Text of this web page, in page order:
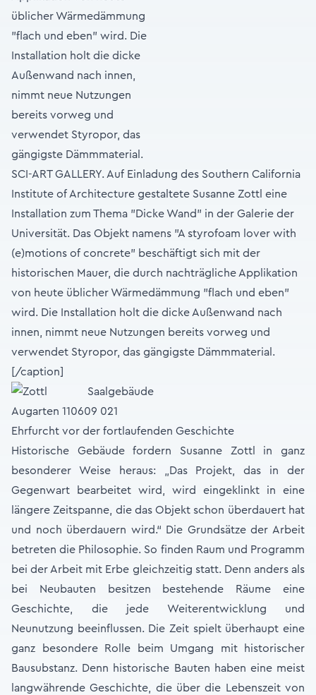
SCI-ART GALLERY. Auf Einladung des Southern California
Institute of Architecture gestaltete Susanne Zottl eine
Installation zum Thema "Dicke Wand" in der Galerie der
Universität. Das Objekt namens "A styrofoam lover with
(e)motions of concrete" beschäftigt sich mit der
historischen Mauer, die durch nachträgliche Applikation
von heute üblicher Wärmedämmung "flach und eben"
wird. Die Installation holt die dicke Außenwand nach
innen, nimmt neue Nutzungen bereits vorweg und
verwendet Styropor, das gängigste Dämmmaterial.
[/caption]
Ehrfurcht vor der fortlaufenden Geschichte
Historische Gebäude fordern Susanne Zottl in ganz
besonderer Weise heraus: „Das Projekt, das in der
Gegenwart bearbeitet wird, wird eingeklinkt in eine
längere Zeitspanne, die das Objekt schon überdauert hat
und noch überdauern wird.“ Die Grundsätze der Arbeit
betreten die Philosophie. So finden Raum und Programm
bei der Arbeit mit Erbe gleichzeitig statt. Denn anders als
bei Neubauten besitzen bestehende Räume eine
Geschichte, die jede Weiterentwicklung und
Neunutzung beeinflussen. Die Zeit spielt überhaupt eine
ganz besondere Rolle beim Umgang mit historischer
Bausubstanz. Denn historische Bauten haben eine meist
langwährende Geschichte, die über die Lebenszeit von